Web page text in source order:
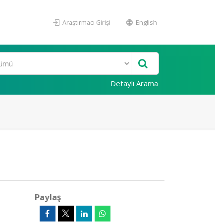
Araştırmacı Girişi English
Detaylı Arama
Paylaş